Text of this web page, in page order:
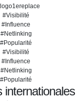
#Visibilité
#Influence
#Netlinking
#Popularité
#Visibilité
#Influence
#Netlinking
#Popularité
internationales